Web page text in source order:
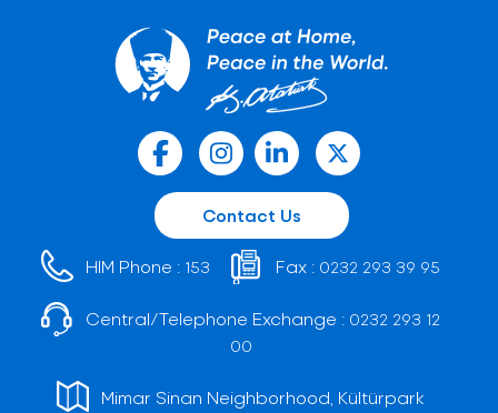
Contact Us
HIM Phone : 153 Fax : 0232 293 39 95
Central/Telephone Exchange : 0232 293 12
00
Mimar Sinan Neighborhood, Kültürpark